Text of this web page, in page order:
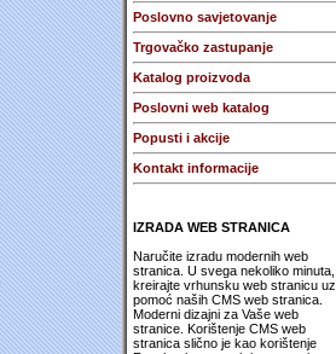
Poslovno savjetovanje
Trgovačko zastupanje
Katalog proizvoda
Poslovni web katalog
Popusti i akcije
Kontakt informacije
IZRADA WEB STRANICA
Naručite izradu modernih web
stranica. U svega nekoliko minuta,
kreirajte vrhunsku web stranicu uz
pomoć naših CMS web stranica.
Moderni dizajni za Vaše web
stranice. Korištenje CMS web
stranica slično je kao korištenje